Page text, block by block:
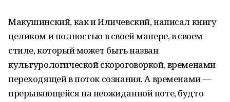
Макушинский, как и Иличевский, написал книгу
целиком и полностью в своей манере, в своем
стиле, который может быть назван
культурологической скороговоркой, временами
переходящей в поток сознания. А временами —
прерывающейся на неожиданной ноте, будто